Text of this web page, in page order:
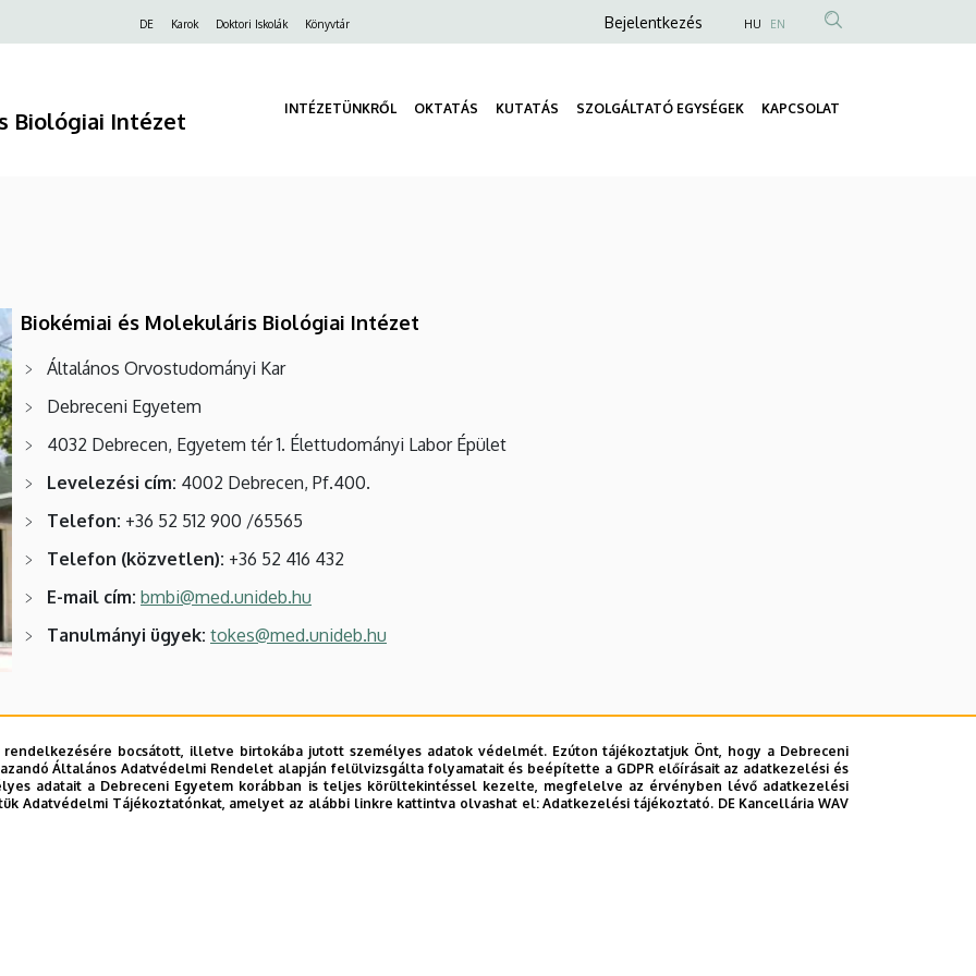
DE Karok Doktori Iskolák Könyvtár
Anonim
menüje
Bejelentkezés HU EN
Biológiai Intézet INTÉZETÜNKRŐL OKTATÁS KUTATÁS SZOLGÁLTATÓ EGYSÉGEK KAPCSOLAT
Biokémiai és Molekuláris Biológiai Intézet
Általános Orvostudományi Kar
Debreceni Egyetem
4032 Debrecen, Egyetem tér 1. Élettudományi Labor Épület
Levelezési cím: 4002 Debrecen, Pf.400.
Telefon: +36 52 512 900 /65565
Telefon (közvetlen): +36 52 416 432
E-mail cím: bmbi@med.unideb.hu
Tanulmányi ügyek: tokes@med.unideb.hu
bocsátott, illetve birtokába jutott személyes adatok védelmét. Ezúton tájékoztatjuk Önt, hogy a Debreceni
Általános Adatvédelmi Rendelet alapján felülvizsgálta folyamatait és beépítette a GDPR előírásait az adatkezelési és
adatait a Debreceni Egyetem korábban is teljes körültekintéssel kezelte, megfelelve az érvényben lévő adatkezelési
Adatvédelmi Tájékoztatónkat, amelyet az alábbi linkre kattintva olvashat el:Adatkezelési tájékoztató. DE Kancellária WAV